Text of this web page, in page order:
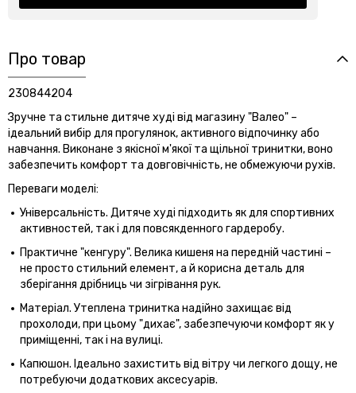
Про товар
230844204
Зручне та стильне дитяче худі від магазину "Валео" –
ідеальний вибір для прогулянок, активного відпочинку або
навчання. Виконане з якісної м'якої та щільної тринитки, воно
забезпечить комфорт та довговічність, не обмежуючи рухів.
Переваги моделі:
Універсальність. Дитяче худі підходить як для спортивних
активностей, так і для повсякденного гардеробу.
Практичне "кенгуру". Велика кишеня на передній частині –
не просто стильний елемент, а й корисна деталь для
зберігання дрібниць чи зігрівання рук.
Матеріал. Утеплена тринитка надійно захищає від
прохолоди, при цьому "дихає", забезпечуючи комфорт як у
приміщенні, так і на вулиці.
Капюшон. Ідеально захистить від вітру чи легкого дощу, не
потребуючи додаткових аксесуарів.